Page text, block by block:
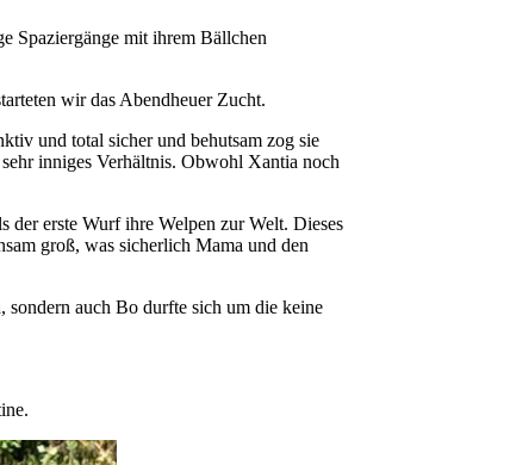
Spaziergänge mit ihrem Bällchen
wir das Abendheuer Zucht.
und total sicher und behutsam zog sie
inniges Verhältnis. Obwohl Xantia noch
der erste Wurf ihre Welpen zur Welt. Dieses
groß, was sicherlich Mama und den
auch Bo durfte sich um die keine